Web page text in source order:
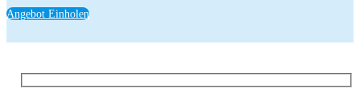
Angebot Einholen